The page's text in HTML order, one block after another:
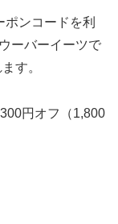
ンコードを利
ーバーイーツで
す。
円オフ（1,800